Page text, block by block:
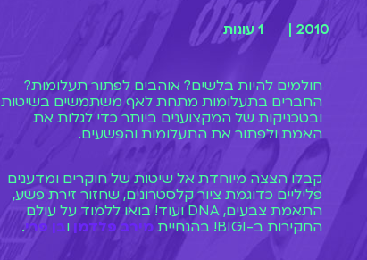
2010 | 1 עונות
חולמים להיות בלשים? אוהבים לפתור תעלומות?
החברים בתעלומות מתחת לאף משתמשים בשיטות
ובטכניקות של המקצוענים ביותר כדי לגלות את
האמת ולפתור את התעלומות והפשעים.
קבלו הצצה מיוחדת אל שיטות של חוקרים ומדענים
פליליים כדוגמת ציור קלסטרונים, שחזור זירת פשע,
התאמת צבעים, DNA ועוד! בואו ללמוד על עולם
החקירות ב-BIGI! בהנחיית
מירב פלדמן ובן פרי.